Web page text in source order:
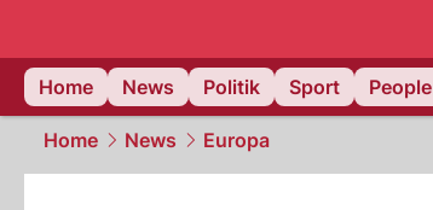
Home
News Politik Sport People
Home News Europa